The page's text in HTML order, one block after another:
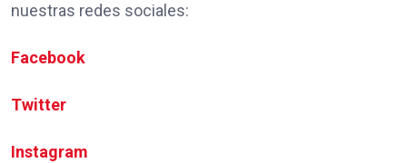
nuestras redes sociales:
Facebook
Twitter
Instagram